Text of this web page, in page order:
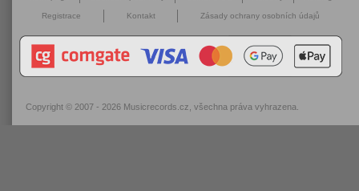
Registrace Kontakt Zásady ochrany osobních údajů
Copyright © 2007 - 2026 Musicrecords.cz , všechna práva vyhrazena.